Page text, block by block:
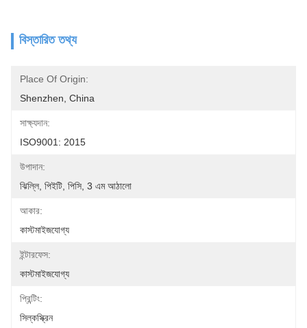
বিস্তারিত তথ্য
Place Of Origin:
Shenzhen, China
সাক্ষ্যদান:
ISO9001: 2015
উপাদান:
ঝিল্লি, পিইটি, পিসি, 3 এম আঠালো
আকার:
কাস্টমাইজযোগ্য
ইন্টারফেস:
কাস্টমাইজযোগ্য
প্রিন্টিং:
সিল্কস্ক্রিন